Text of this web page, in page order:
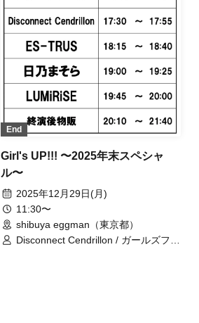
End
Girl's UP!!! 〜2025年末スペシャ
ル〜
2025年12月29日(月)
11:30〜
shibuya eggman（東京都）
Disconnect Cendrillon / ガールズフィ